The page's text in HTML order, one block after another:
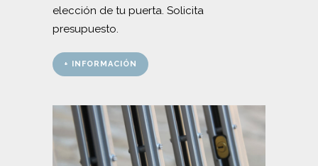
elección de tu puerta. Solicita
presupuesto.
+ INFORMACIÓN